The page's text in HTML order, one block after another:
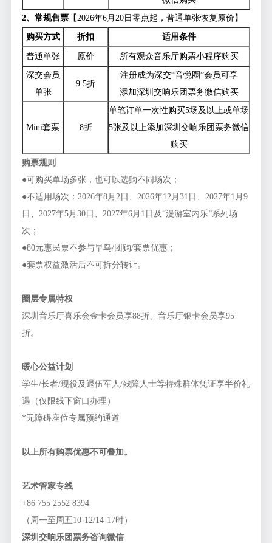
2、常规售票 【2026年6月20日零点起，普通单张恢复原价】
购买方式 折扣 适用条件
普通单张 原价 所有观众音乐厅购票小程序购买
深交会员
单张
9.5折
注册成为深交“音悦圈”会员可享
添加深圳交响乐团票务微信购买
Mini套票 8折
单笔订单一次性购买5场及以上或单场
5张及以上添加深圳交响乐团票务微信
购买
购票规则
●可购买单场多张，也可以选购不同场次；
●不适用场次：2026年8月2日、2026年12月31日、2027年1月9
日、2027年5月30日、2027年6月1日及“漫游室内乐”系列场
次；
●80元惠民票不参与早鸟/团购/套票优惠；
●套票权益激活后不可拆分转让。
圈层专属特权
深圳音乐厅喜乐会金卡会员享88折、音乐厅银卡会员享95
折。
暖心公益计划
学生/长者/现役及退伍军人/残障人士等特殊群体凭证享半价礼
遇（仅限线下窗口办理）
*无障碍座位专属预约通道
以上所有购票优惠不可叠加。
艺术管家专线
+86 755 2552 8394
（周一至周五10-12/14-17时）
深圳交响乐团票务咨询微信